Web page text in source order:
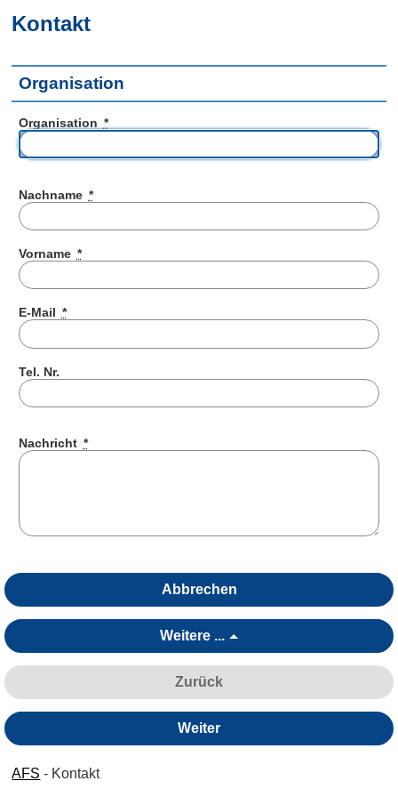
Kontakt
Organisation
Organisation *
Nachname *
Vorname *
E-Mail *
Tel. Nr.
Nachricht *
Abbrechen
Weitere ...
Zurück
Weiter
AFS - Kontakt